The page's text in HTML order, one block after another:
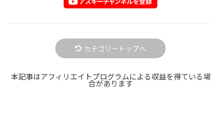
カテゴリートップへ
本記事はアフィリエイトプログラムによる収益を得ている場
合があります